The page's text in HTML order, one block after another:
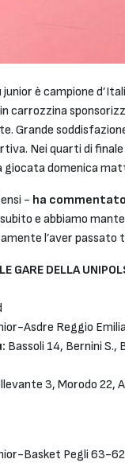
è campione
carrozzina
Grande
Nei quarti di
giocata domenica
- ha
e abbiamo
l’aver
GARE DELLA
Asdre Reggio
Bassoli 14, Bernini S.,
3, Morodo
Basket Pegli 63-62